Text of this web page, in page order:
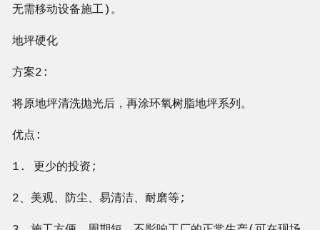
无需移动设备施工)。
地坪硬化
方案2:
将原地坪清洗抛光后，再涂环氧树脂地坪系列。
优点:
1. 更少的投资;
2、美观、防尘、易清洁、耐磨等;